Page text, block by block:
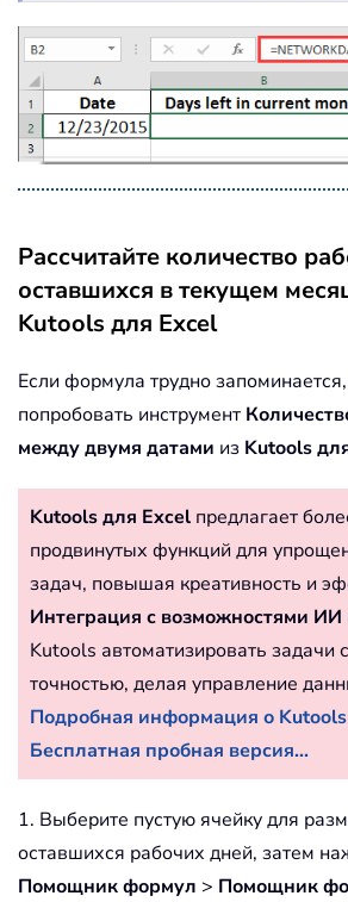
Рассчитайте количество
оставшихся в текущем
Kutools для Excel
Если формула трудно
попробовать инструмент
между двумя датами из Kutools
Kutools для Excel предлагает
продвинутых функций для
задач, повышая креативность и
Интеграция с возможностями ИИ
Kutools автоматизировать задачи
точностью, делая управление
Подробная информация о
Бесплатная пробная версия...
1. Выберите пустую ячейку для
оставшихся рабочих дней, затем
Помощник формул > Помощник